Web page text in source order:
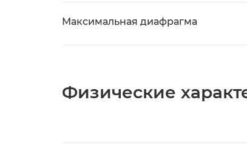
Максимальная диафрагма
Физические